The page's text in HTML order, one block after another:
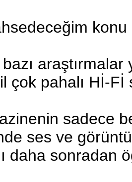
konu
çok pahalı Hİ-
sadece
ses ve
daha sonradan